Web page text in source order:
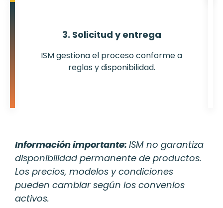
3. Solicitud y entrega
ISM gestiona el proceso conforme a
reglas y disponibilidad.
Información importante: ISM no garantiza
disponibilidad permanente de productos.
Los precios, modelos y condiciones
pueden cambiar según los convenios
activos.